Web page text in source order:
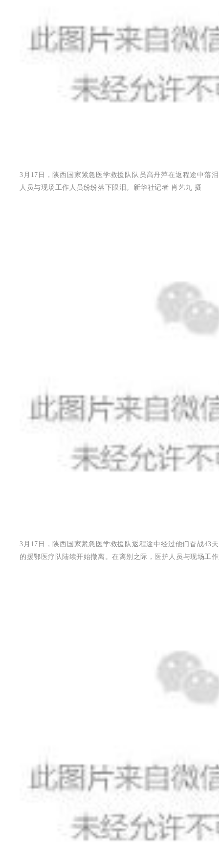
3月17日，陕西国家紧急医学救援队队员高丹萍在返程途中落
人员与现场工作人员纷纷落下眼泪。新华社记者 肖艺九 摄
3月17日，陕西国家紧急医学救援队返程途中经过他们奋战43
的援鄂医疗队陆续开始撤离。在离别之际，医护人员与现场工